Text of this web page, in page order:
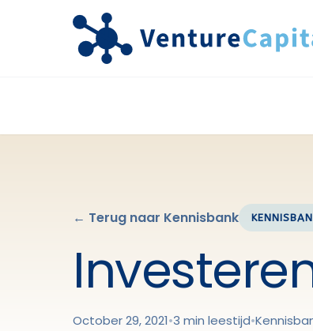
← Terug naar Kennisbank
October 29, 2021•3 min leestijd•